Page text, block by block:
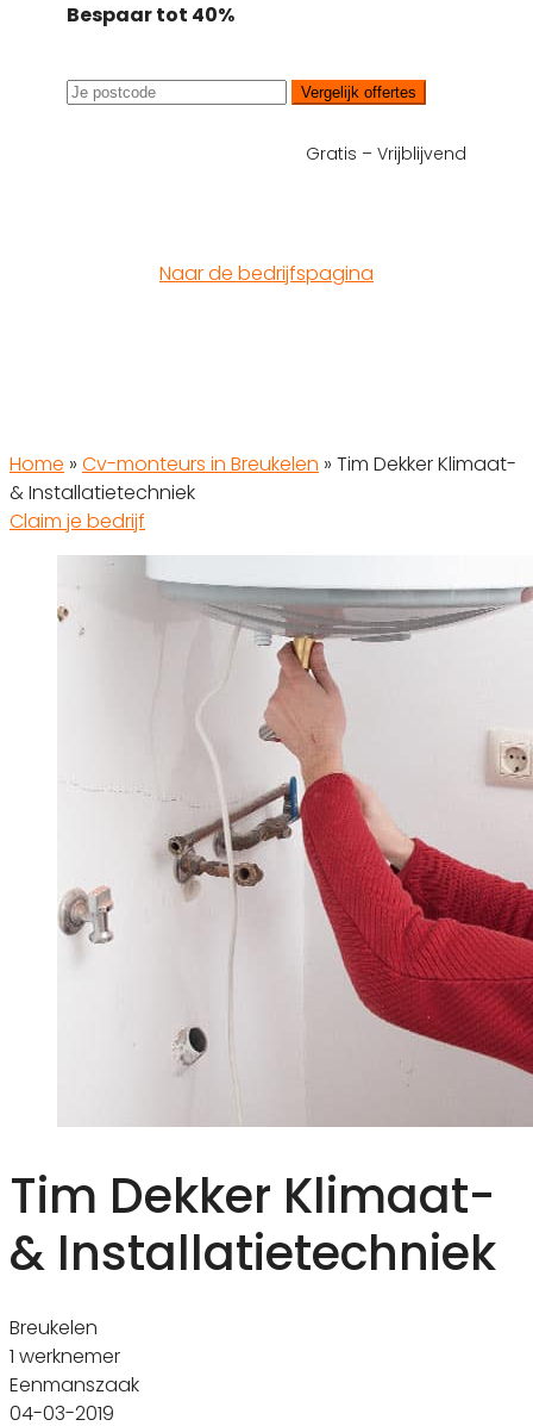
Bespaar tot 40%
Vergelijk offertes
Gratis – Vrijblijvend
Naar de bedrijfspagina
Home » Cv-monteurs in Breukelen » Tim Dekker Klimaat-
& Installatietechniek
Claim je bedrijf
Tim Dekker Klimaat-
& Installatietechniek
Breukelen
1 werknemer
Eenmanszaak
04-03-2019